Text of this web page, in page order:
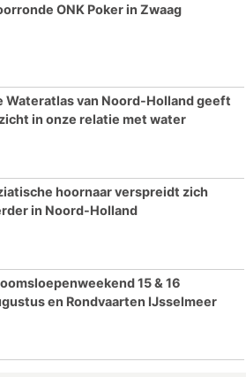
ONK Poker in Zwaag
Wateratlas van Noord-Holland geeft
in onze relatie met water
hoornaar verspreidt zich
in Noord-Holland
15 & 16
en Rondvaarten IJsselmeer